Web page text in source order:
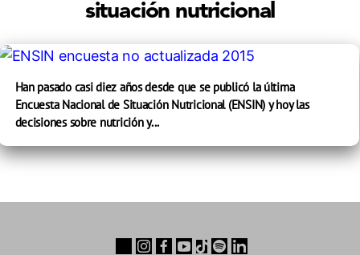
situación nutricional
Han pasado casi diez años desde que se publicó la última
Encuesta Nacional de Situación Nutricional (ENSIN) y hoy las
decisiones sobre nutrición y...